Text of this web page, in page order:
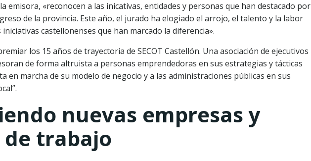
emisora, «reconocen a las inicativas, entidades y personas que han destacado por
de la provincia. Este año, el jurado ha elogiado el arrojo, el talento y la labor
castellonenses que han marcado la diferencia».
los 15 años de trayectoria de SECOT Castellón. Una asociación de ejecutivos
de forma altruista a personas emprendedoras en sus estrategias y tácticas
en marcha de su modelo de negocio y a las administraciones públicas en sus
nuevas empresas y
de trabajo